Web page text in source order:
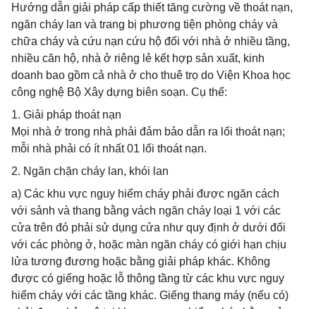
Hướng dẫn giải pháp cấp thiết tăng cường về thoát nạn,
ngăn cháy lan và trang bị phương tiện phòng cháy và
chữa cháy và cứu nạn cứu hộ đối với nhà ở nhiều tầng,
nhiều căn hộ, nhà ở riêng lẻ kết hợp sản xuất, kinh
doanh bao gồm cả nhà ở cho thuê trọ do Viện Khoa học
công nghệ Bộ Xây dựng biên soạn. Cụ thể:
1. Giải pháp thoát nạn
Mọi nhà ở trong nhà phải đảm bảo dẫn ra lối thoát nạn;
mỗi nhà phải có ít nhất 01 lối thoát nạn.
2. Ngăn chặn cháy lan, khói lan
a) Các khu vực nguy hiểm cháy phải được ngăn cách
với sảnh và thang bằng vách ngăn cháy loại 1 với các
cửa trên đó phải sử dụng cửa như quy định ở dưới đối
với các phòng ở, hoặc màn ngăn cháy có giới hạn chịu
lửa tương đương hoặc bằng giải pháp khác. Không
được có giếng hoặc lỗ thông tầng từ các khu vực nguy
hiểm cháy với các tầng khác. Giếng thang máy (nếu có)